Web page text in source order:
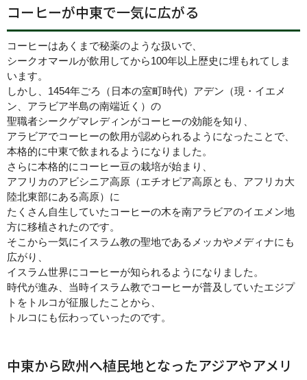
コーヒーが中東で一気に広がる
コーヒーはあくまで秘薬のような扱いで、
シークオマールが飲用してから100年以上歴史に埋もれてしま
います。
しかし、1454年ごろ（日本の室町時代）アデン（現・イエメ
ン、アラビア半島の南端近く）の
聖職者シークゲマレディンがコーヒーの効能を知り、
アラビアでコーヒーの飲用が認められるようになったことで、
本格的に中東で飲まれるようになりました。
さらに本格的にコーヒー豆の栽培が始まり、
アフリカのアビシニア高原（エチオピア高原とも、アフリカ大
陸北東部にある高原）に
たくさん自生していたコーヒーの木を南アラビアのイエメン地
方に移植されたのです。
そこから一気にイスラム教の聖地であるメッカやメディナにも
広がり、
イスラム世界にコーヒーが知られるようになりました。
時代が進み、当時イスラム教でコーヒーが普及していたエジプ
トをトルコが征服したことから、
トルコにも伝わっていったのです。
中東から欧州へ植民地となったアジアやアメリ